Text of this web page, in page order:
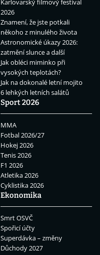
2026
Znamení, že jste potkali
někoho z minulého života
Astronomické úkazy 2026:
zatmění slunce a další
Jak obléci miminko při
vysokých teplotách?
Jak na dokonalé letní mojito
6 lehkých letních salátů
Sport 2026
MMA
Fotbal 2026/27
Hokej 2026
Tenis 2026
F1 2026
Atletika 2026
Cyklistika 2026
Ekonomika
Smrt OSVČ
Spořicí účty
Superdávka – změny
Důchody 2027